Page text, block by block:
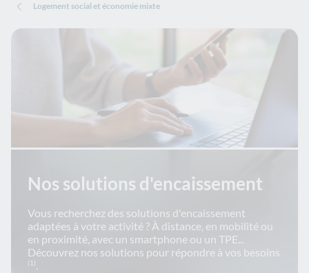
Logement social et économie mixte
Nos solutions d'encaissement
Vous recherchez des solutions d'encaissement
adaptées à votre activité ? À distance, en mobilité ou
en proximité, avec un smartphone ou un TPE...
Découvrez nos solutions pour répondre à vos besoins
(1).